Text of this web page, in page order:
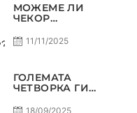
МОЖЕМЕ ЛИ
ЧЕКОР
11/11/2025
ГОЛЕМАТА
ЧЕТВОРКА ГИ
КОПЈАТА
18/09/2025